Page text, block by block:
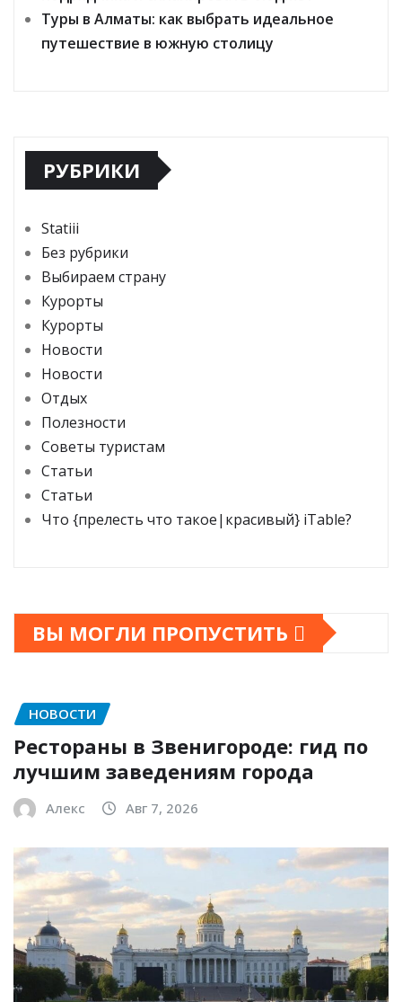
Туры в Алматы: как выбрать идеальное
путешествие в южную столицу
РУБРИКИ
Statiii
Без рубрики
Выбираем страну
Курорты
Курорты
Новости
Новости
Отдых
Полезности
Советы туристам
Статьи
Статьи
Что {прелесть что такое|красивый} iTable?
ВЫ МОГЛИ ПРОПУСТИТЬ
НОВОСТИ
Рестораны в Звенигороде: гид по
лучшим заведениям города
Алекс Авг 7, 2026